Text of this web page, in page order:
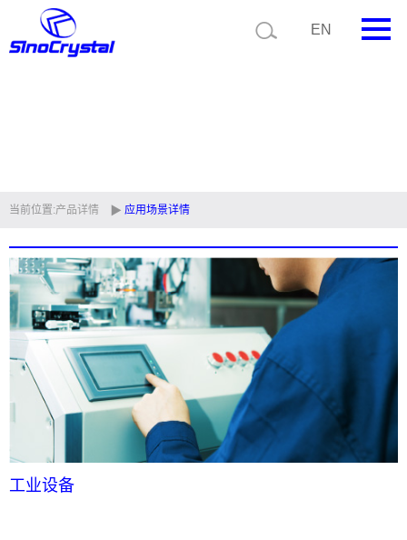
EN
技术支持
视频中心
新闻中心
联系我们
定制品
当前位置:产品详情 应用场景详情
工业设备